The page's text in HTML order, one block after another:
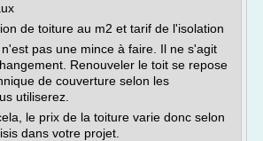
de toiture au m2 et tarif de l'isolation
pas une mince à faire. Il ne s'agit
Renouveler le toit se repose
de couverture selon les
utiliserez.
le prix de la toiture varie donc selon
dans votre projet.